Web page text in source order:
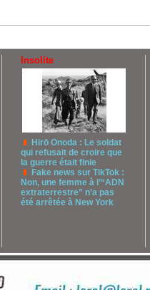
Insolite
Hirō Onoda : Le soldat
qui refusait de croire que
la guerre était finie
Fake news sur TikTok :
Non, une femme à l’“ADN
extraterrestre” n’a pas
été arrêtée à New York